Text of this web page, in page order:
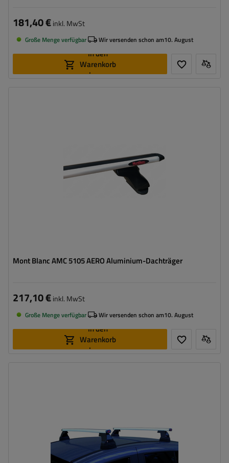
181,40 €inkl. MwSt
Große Menge verfügbar Wir versenden schon am10. August
In den
Warenkorb
legen
Mont Blanc AMC 5105 AERO Aluminium-Dachträger
217,10 €inkl. MwSt
Große Menge verfügbar Wir versenden schon am10. August
In den
Warenkorb
legen